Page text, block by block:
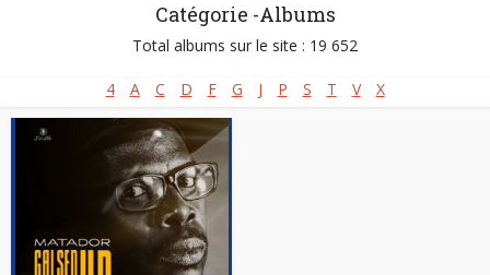
Catégorie -Albums
Total albums sur le site : 19 652
4 A C D F G J P S T V X